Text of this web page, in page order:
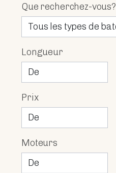
Que recherchez-vous?
Longueur
Prix
Moteurs